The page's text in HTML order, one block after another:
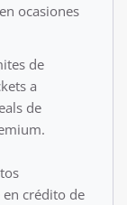
ocasiones
de
a
de
crédito de